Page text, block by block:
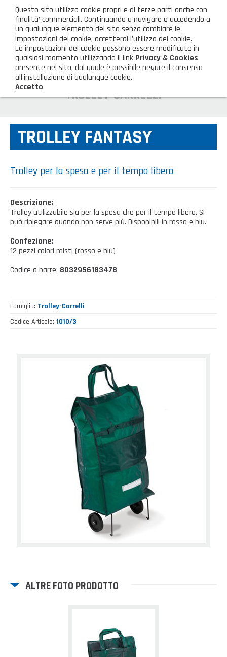
AREA CLIENTI
HOME
Chi siamo
GAMMA PRODOTTI
Borse, cesti e trolley
Casalinghi Cucina
Casalinghi Pulizia
Benessere e tempo libero
Gazebo
PRODOTTI NOVITÀ
Richiesta Informazioni
SHOP PRIVATI
NOVITÀ ED EVENTI
FAQ
TROLLEY-CARRELLI
TROLLEY FANTASY
Trolley per la spesa e per il tempo libero
Descrizione:
Trolley utilizzabile sia per la spesa che per il tempo libero. Si
può ripiegare quando non serve più. Disponibili in rosso e blu.
Confezione:
12 pezzi colori misti (rosso e blu)
Codice a barre: 8032956183478
Famiglia Trolley-Carrelli
Codice Articolo 1010/3
ALTRE FOTO PRODOTTO
Questo sito utilizza cookie propri e di terze parti anche con
finalità’ commerciali. Continuando a navigare o accedendo a
un qualunque elemento del sito senza cambiare le
impostazioni dei cookie, accetterai l’utilizzo dei cookie.
Le impostazioni dei cookie possono essere modificate in
qualsiasi momento utilizzando il link Privacy & Cookies
presente nel sito, dal quale è possibile negare il consenso
all'installazione di qualunque cookie.
Accetto